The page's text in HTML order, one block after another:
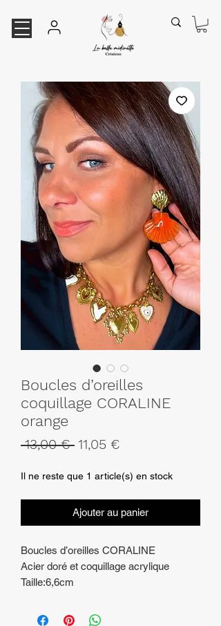
Boucles d’oreilles
coquillage CORALINE
orange
13,00 € Prix
11,05 €
Il ne reste que 1 article(s) en stock
Ajouter au panier
Boucles d’oreilles CORALINE
Acier doré et coquillage acrylique
Taille:6,6cm